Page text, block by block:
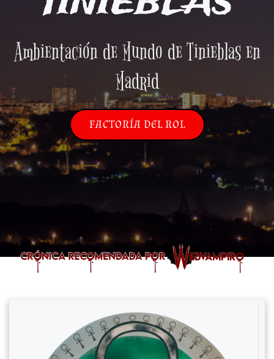
Ambientación de Mundo de Tinieblas en
Madrid
FACTORÍA DEL ROL